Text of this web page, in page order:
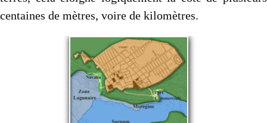
centaines de mètres, voire de kilomètres.